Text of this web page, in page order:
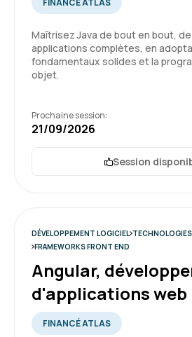
Très bonne pédagogique et
pour répondre à nos
Formation : GitOps, Infrastructure
globalement positive. Le
conforme à mes attentes et
Formation : Vue.js, développer
FINANCÉ ATLAS
Maîtrisez Java de bout en bout,
applications complètes, en
fondamentaux solides et la
objet.
Prochaine session:
21/09/2026
Session
DÉVELOPPEMENT LOGICIEL
FRAMEWORKS FRONT END
Angular,
d'applications web
FINANCÉ ATLAS